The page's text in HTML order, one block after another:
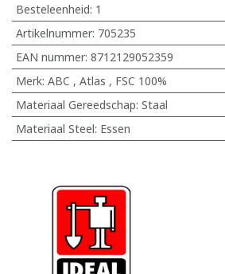
Besteleenheid: 1
Artikelnummer: 705235
EAN nummer: 8712129052359
Merk: ABC , Atlas , FSC 100%
Materiaal Gereedschap: Staal
Materiaal Steel: Essen